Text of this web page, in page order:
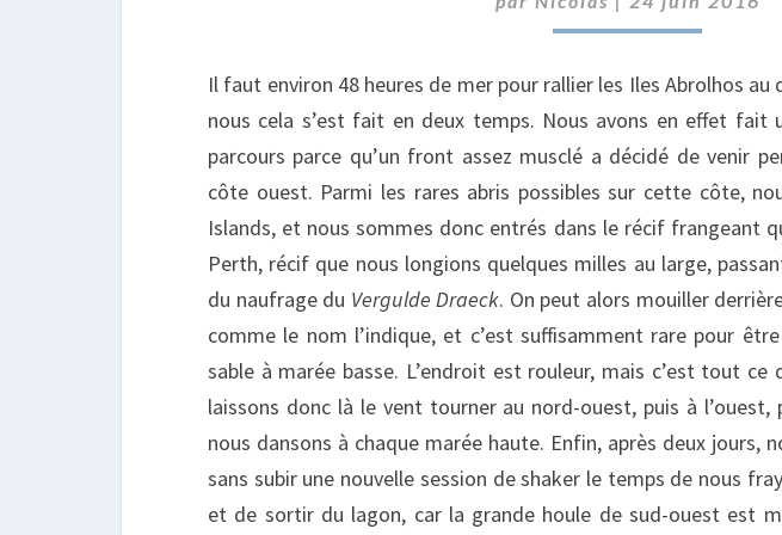
[1]
ABROLHOS
SHARK
BAY
Il faut environ 48 heures de mer pour rallier les Iles Abrolhos
nous cela s’est fait en deux temps. Nous avons en effet fait
parcours parce qu’un front assez musclé a décidé de venir
côte ouest. Parmi les rares abris possibles sur cette côte,
Islands, et nous sommes donc entrés dans le récif frangeant
Perth, récif que nous longions quelques milles au large,
du naufrage du Vergulde Draeck. On peut alors mouiller
comme le nom l’indique, et c’est suffisamment rare pour
sable à marée basse. L’endroit est rouleur, mais c’est tout ce
laissons donc là le vent tourner au nord-ouest, puis à
nous dansons à chaque marée haute. Enfin, après deux jours,
sans subir une nouvelle session de shaker le temps de nous
et de sortir du lagon, car la grande houle de sud-ouest est